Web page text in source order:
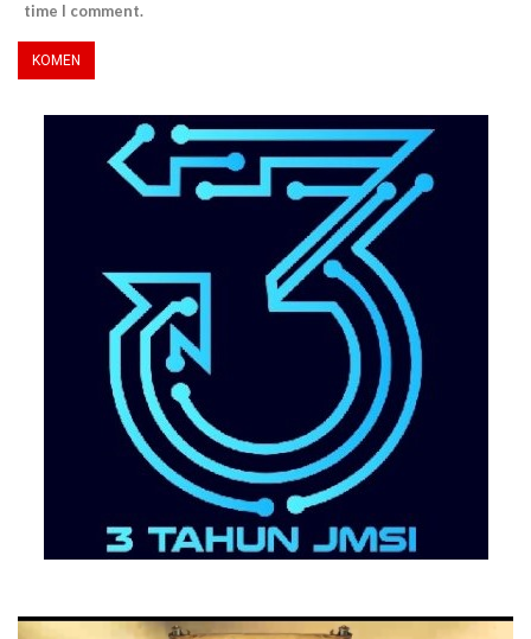
time I comment.